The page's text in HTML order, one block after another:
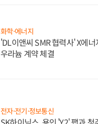
화학·에너지
'DL이앤씨 SMR 협력사' X에
우라늄 계약 체결
전자·전기·정보통신